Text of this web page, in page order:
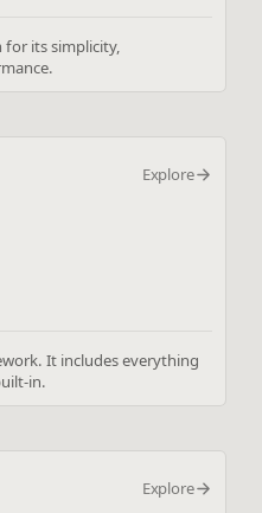
its simplicity,
Explore
It includes everything
in.
Explore